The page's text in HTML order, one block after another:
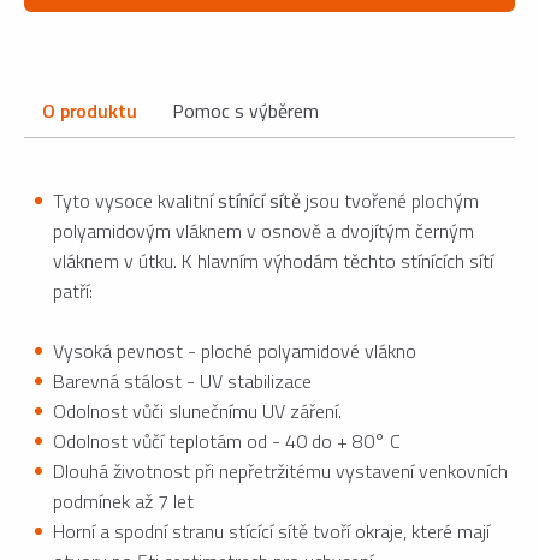
O produktu Pomoc s výběrem
Tyto vysoce kvalitnístínící sítě jsou tvořené plochým
polyamidovým vláknem v osnově a dvojítým černým
vláknem v útku. K hlavním výhodám těchto stínících sítí
patří:
Vysoká pevnost - ploché polyamidové vlákno
Barevná stálost - UV stabilizace
Odolnost vůči slunečnímu UV záření.
Odolnost vůčí teplotám od - 40 do + 80° C
Dlouhá životnost při nepřetržitému vystavení venkovních
podmínek až 7 let
Horní a spodní stranu stícící sítě tvoří okraje, které mají